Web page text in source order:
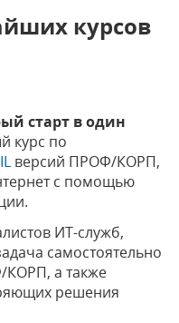
курсов
старт в один
курс по
версий ПРОФ/КОРП,
с помощью
ИТ-служб,
самостоятельно
КОРП, а также
решения